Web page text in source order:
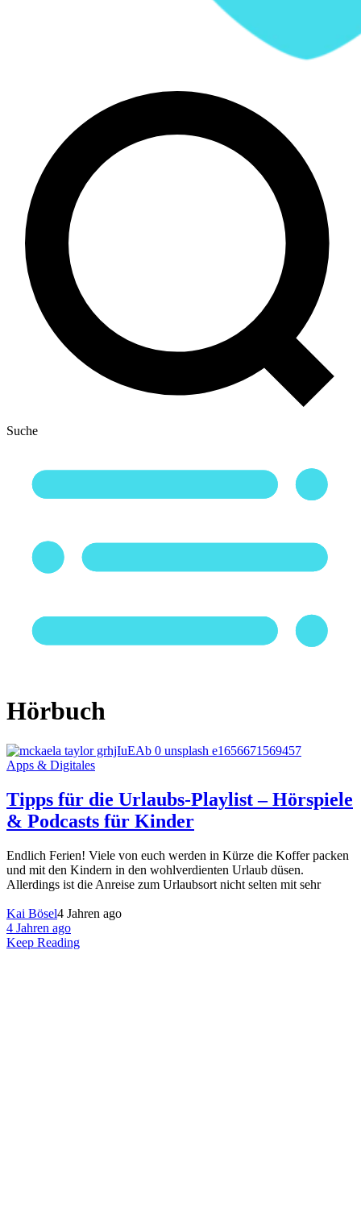
Suche
Hörbuch
Apps & Digitales
Tipps für die Urlaubs-Playlist – Hörspiele
& Podcasts für Kinder
Endlich Ferien! Viele von euch werden in Kürze die Koffer packen
und mit den Kindern in den wohlverdienten Urlaub düsen.
Allerdings ist die Anreise zum Urlaubsort nicht selten mit sehr
Kai Bösel4 Jahren ago
4 Jahren ago
Keep Reading